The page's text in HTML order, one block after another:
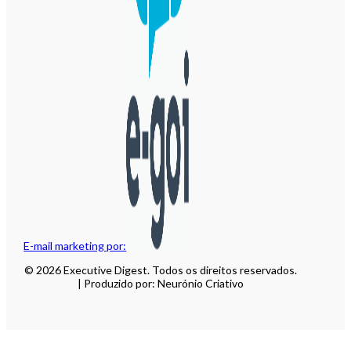
E-mail marketing por:
© 2026 Executive Digest. Todos os direitos reservados.
| Produzido por: Neurónio Criativo